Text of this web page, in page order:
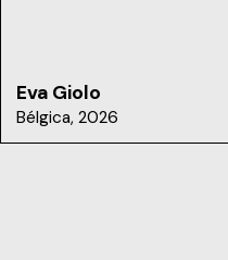
Eva Giolo
Bélgica, 2026